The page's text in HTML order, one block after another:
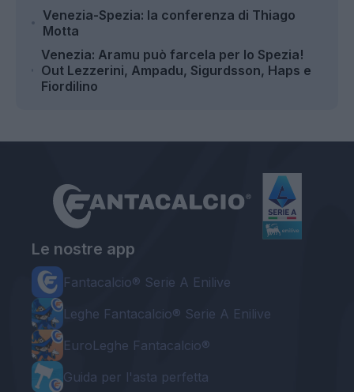
Venezia-Spezia: la conferenza di Thiago
Motta
Venezia: Aramu può farcela per lo Spezia!
Out Lezzerini, Ampadu, Sigurdsson, Haps e
Fiordilino
Le nostre app
Fantacalcio® Serie A Enilive
Leghe Fantacalcio® Serie A Enilive
EuroLeghe Fantacalcio®
Guida per l'asta perfetta